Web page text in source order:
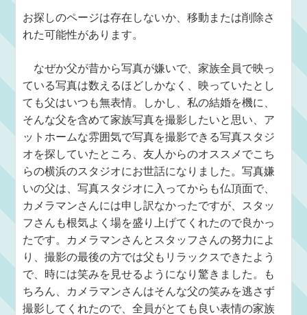
お探しのページは存在しないか、移動または削除さ
れた可能性があります。
なぜか父が昔から写真が嫌いで、家族全員で映っ
ている写真は数えるほどしかなく、映っていたとし
ても父はいつも無表情。しかし、私の結婚を機に、
そんな父を含めて家族写真を撮影したいと思い、ア
ットホームな雰囲気で写真を撮影できる写真スタジ
オを探していたところ、友人からのオススメでこち
らの横浜のスタジオにお世話になりました。写真嫌
いの父は、写真スタジオに入ってからも仏頂面で、
カメラマンさんには申し訳なかったですが、スタッ
フさんも根気よく場を盛り上げてくれたので良かっ
たです。カメラマンさんとスタッフさんの努力によ
り、撮影の最後の方では父もリラックスできたよう
で、時には笑みを見せるようになり驚きました。も
ちろん、カメラマンさんはそんな父の笑みを逃さず
撮影してくれたので、全員がとても良い表情の家族